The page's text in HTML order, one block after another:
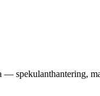
spekulanthantering,